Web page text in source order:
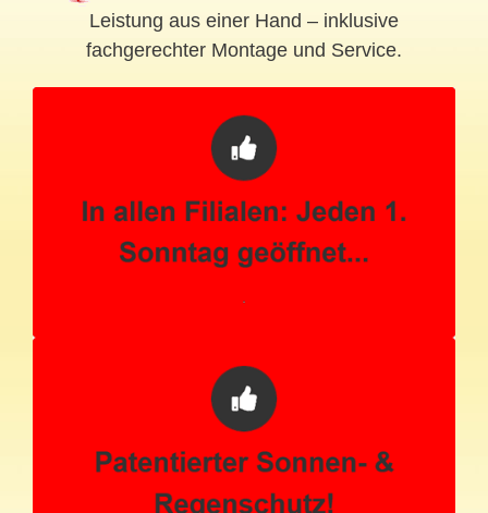
Leistung aus einer Hand – inklusive
fachgerechter Montage und Service.